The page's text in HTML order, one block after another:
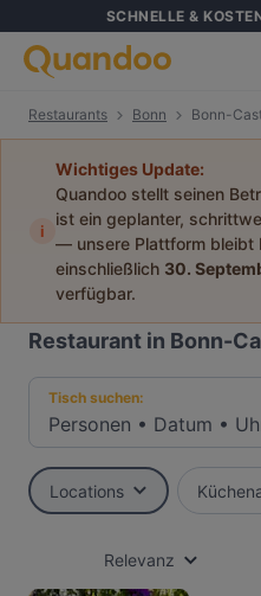
SCHNELLE &
Restaurants Bonn Bonn-
i
Wichtiges Update:
Quandoo stellt seinen
ist ein geplanter,
— unsere Plattform bleibt
einschließlich 30.
verfügbar.
Restaurant in Bonn-
Tisch suchen:
Personen • Datum •
Locations
Relevanz